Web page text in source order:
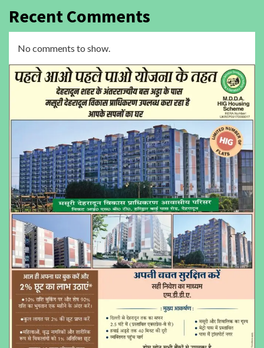
Recent Comments
No comments to show.